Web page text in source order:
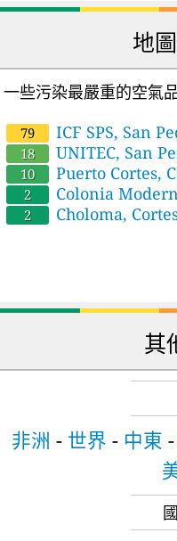
地
一些污染最嚴重的空氣
79
ICF SPS, San
Honduras/CIPOTES
18
UNITEC, San
Honduras
10
Puerto Cortes,
Honduras/CIPOTES
2
Colonia
Honduras/CIPOTES
2
Choloma,
其
非洲 - 世界 - 中東 -